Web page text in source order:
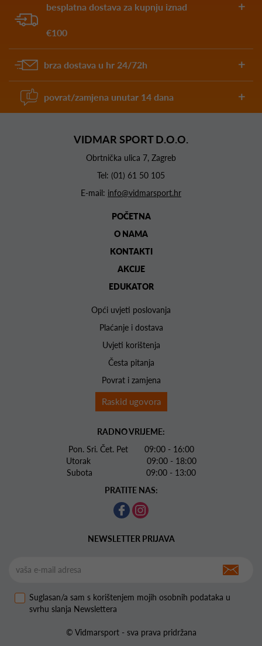
besplatna dostava za kupnju iznad
€100
brza dostava u hr 24/72h
povrat/zamjena unutar 14 dana
VIDMAR SPORT D.O.O.
Obrtnička ulica 7, Zagreb
Tel: (01) 61 50 105
E-mail: info@vidmarsport.hr
POČETNA
O NAMA
KONTAKTI
AKCIJE
EDUKATOR
Opći uvjeti poslovanja
Plaćanje i dostava
Uvjeti korištenja
Česta pitanja
Povrat i zamjena
Raskid ugovora
RADNO VRIJEME:
Pon. Sri. Čet. Pet 09:00 - 16:00
Utorak 09:00 - 18:00
Subota 09:00 - 13:00
PRATITE NAS:
NEWSLETTER PRIJAVA
Suglasan/a sam s korištenjem mojih osobnih podataka u
svrhu slanja Newslettera
© Vidmarsport - sva prava pridržana